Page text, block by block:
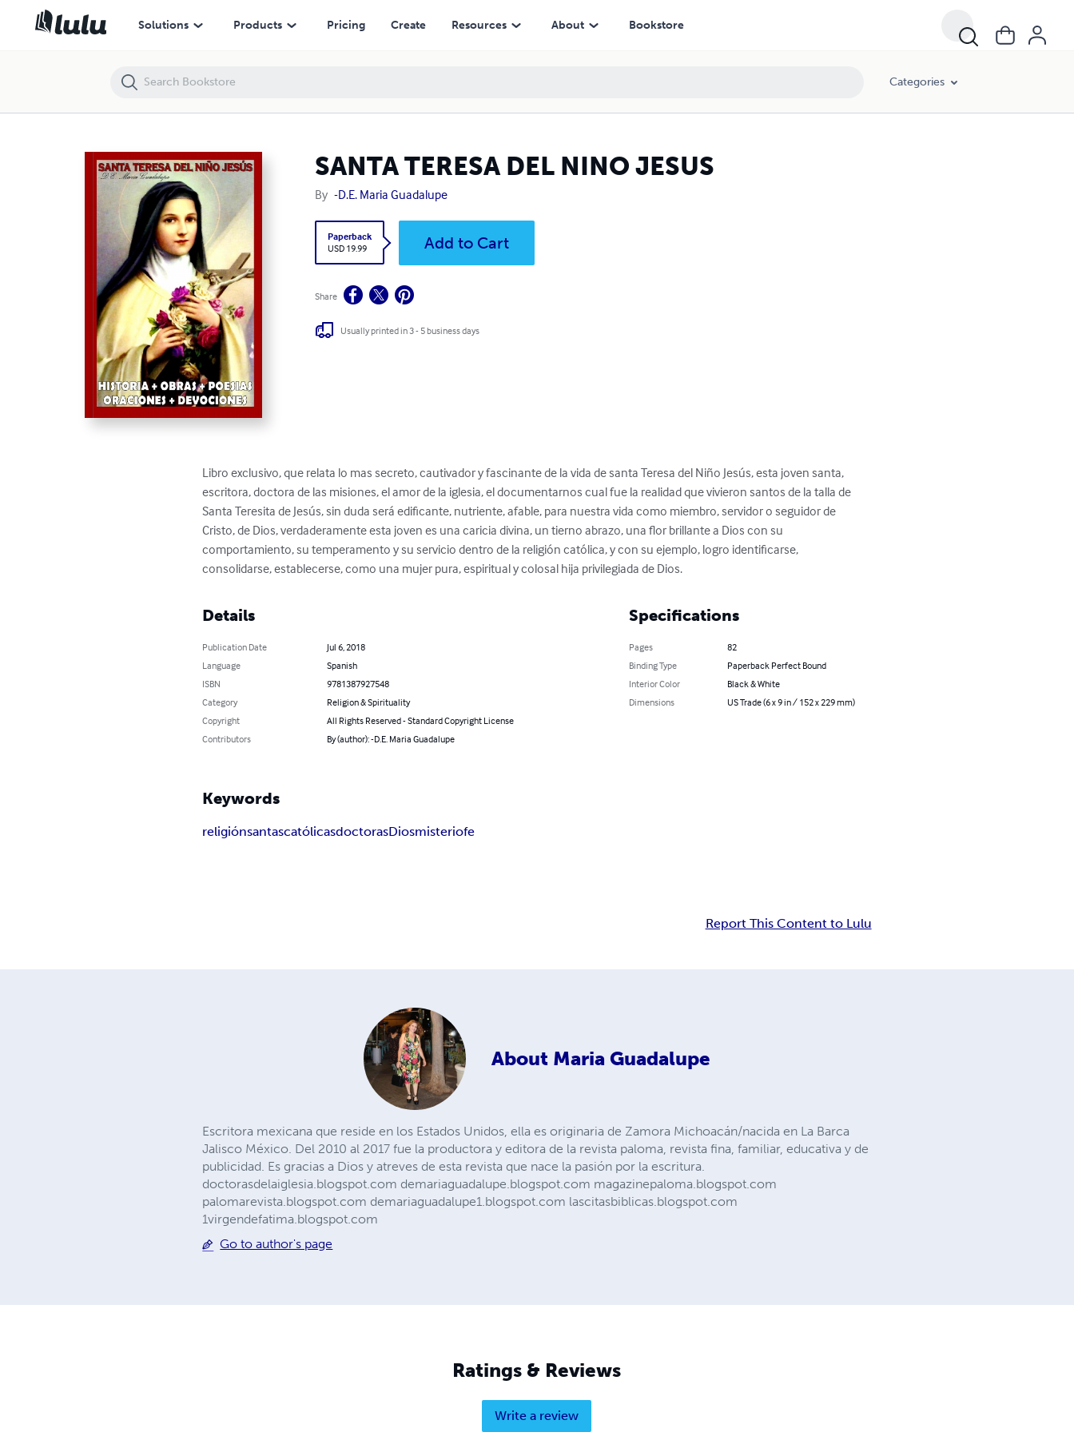
Solutions Products Pricing Create Resources About Bookstore
Categories
SANTA TERESA DEL NINO JESUS
By -D.E. Maria Guadalupe
Paperback
USD 19.99
Add to Cart
Share
Usually printed in 3 - 5 business days
Libro exclusivo, que relata lo mas secreto, cautivador y fascinante de la vida de santa Teresa del Niño Jesús, esta joven santa,
escritora, doctora de las misiones, el amor de la iglesia, el documentarnos cual fue la realidad que vivieron santos de la talla de
Santa Teresita de Jesús, sin duda será edificante, nutriente, afable, para nuestra vida como miembro, servidor o seguidor de
Cristo, de Dios, verdaderamente esta joven es una caricia divina, un tierno abrazo, una flor brillante a Dios con su
comportamiento, su temperamento y su servicio dentro de la religión católica, y con su ejemplo, logro identificarse,
consolidarse, establecerse, como una mujer pura, espiritual y colosal hija privilegiada de Dios.
Details
Publication Date
Jul 6, 2018
Language
Spanish
ISBN
9781387927548
Category
Religion & Spirituality
Copyright
All Rights Reserved - Standard Copyright License
Contributors
By (author): -D.E. Maria Guadalupe
Specifications
Pages
82
Binding Type
Paperback Perfect Bound
Interior Color
Black & White
Dimensions
US Trade (6 x 9 in / 152 x 229 mm)
Keywords
religiónsantascatólicasdoctorasDiosmisteriofe
Report This Content to Lulu
About Maria Guadalupe
Escritora mexicana que reside en los Estados Unidos, ella es originaria de Zamora Michoacán/nacida en La Barca
Jalisco México. Del 2010 al 2017 fue la productora y editora de la revista paloma, revista fina, familiar, educativa y de
publicidad. Es gracias a Dios y atreves de esta revista que nace la pasión por la escritura.
doctorasdelaiglesia.blogspot.com demariaguadalupe.blogspot.com magazinepaloma.blogspot.com
palomarevista.blogspot.com demariaguadalupe1.blogspot.com lascitasbiblicas.blogspot.com
1virgendefatima.blogspot.com
Go to author's page
Ratings & Reviews
Write a review
SANTA TERESA DEL NINO JESUS